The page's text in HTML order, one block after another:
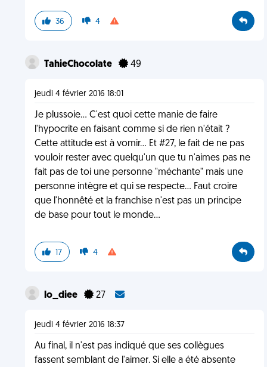
36 4
TahieChocolate 49
jeudi 4 février 2016 18:01
Je plussoie... C'est quoi cette manie de faire
l'hypocrite en faisant comme si de rien n'était ?
Cette attitude est à vomir... Et #27, le fait de ne pas
vouloir rester avec quelqu'un que tu n'aimes pas ne
fait pas de toi une personne "méchante" mais une
personne intègre et qui se respecte... Faut croire
que l'honnêté et la franchise n'est pas un principe
de base pour tout le monde...
17 4
lo_diee 27
jeudi 4 février 2016 18:37
Au final, il n'est pas indiqué que ses collègues
fassent semblant de l'aimer. Si elle a été absente